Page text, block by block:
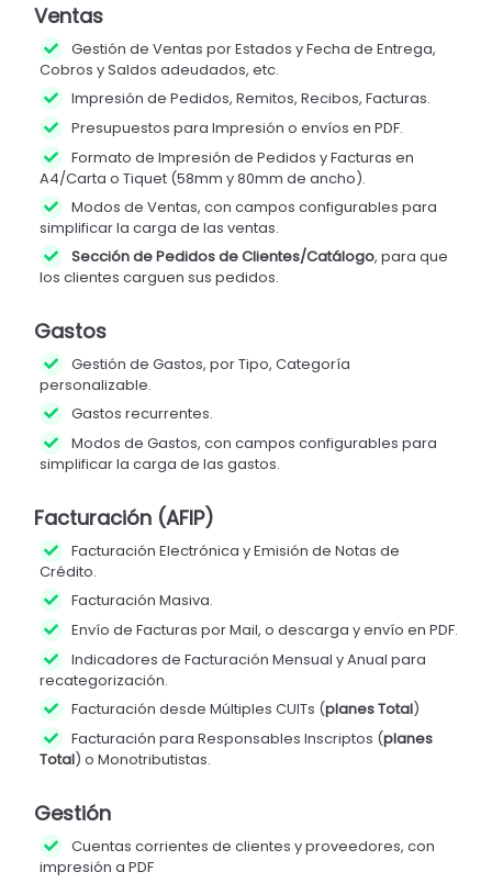
Ventas
Gestión de Ventas por Estados y Fecha de Entrega,
Cobros y Saldos adeudados, etc.
Impresión de Pedidos, Remitos, Recibos, Facturas.
Presupuestos para Impresión o envíos en PDF.
Formato de Impresión de Pedidos y Facturas en
A4/Carta o Tiquet (58mm y 80mm de ancho).
Modos de Ventas, con campos configurables para
simplificar la carga de las ventas.
Sección de Pedidos de Clientes/Catálogo, para que
los clientes carguen sus pedidos.
Gastos
Gestión de Gastos, por Tipo, Categoría
personalizable.
Gastos recurrentes.
Modos de Gastos, con campos configurables para
simplificar la carga de las gastos.
Facturación (AFIP)
Facturación Electrónica y Emisión de Notas de
Crédito.
Facturación Masiva.
Envío de Facturas por Mail, o descarga y envío en PDF.
Indicadores de Facturación Mensual y Anual para
recategorización.
Facturación desde Múltiples CUITs (planes Total)
Facturación para Responsables Inscriptos (planes
Total) o Monotributistas.
Gestión
Cuentas corrientes de clientes y proveedores, con
impresión a PDF